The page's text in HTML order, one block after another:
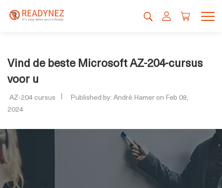
Vind de beste Microsoft AZ-204-cursus
voor u
AZ-204 cursus
Published by: André Hamer on Feb 08,
2024